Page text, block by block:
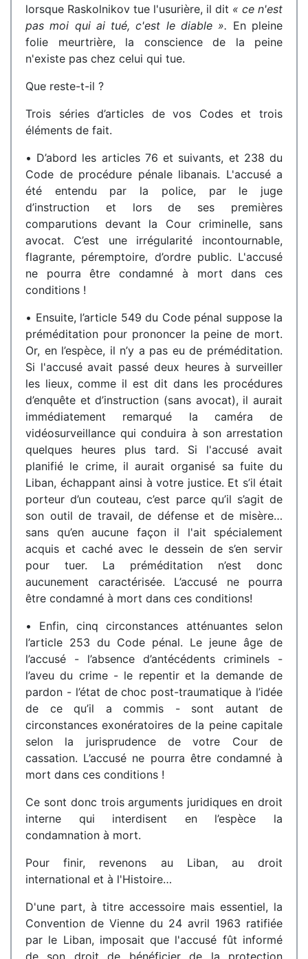
lorsque Raskolnikov tue l'usurière, il dit « ce n'est
pas moi qui ai tué, c'est le diable ». En pleine
folie meurtrière, la conscience de la peine
n'existe pas chez celui qui tue.
Que reste-t-il ?
Trois séries d’articles de vos Codes et trois
éléments de fait.
• D’abord les articles 76 et suivants, et 238 du
Code de procédure pénale libanais. L'accusé a
été entendu par la police, par le juge
d’instruction et lors de ses premières
comparutions devant la Cour criminelle, sans
avocat. C’est une irrégularité incontournable,
flagrante, péremptoire, d’ordre public. L'accusé
ne pourra être condamné à mort dans ces
conditions !
• Ensuite, l’article 549 du Code pénal suppose la
préméditation pour prononcer la peine de mort.
Or, en l’espèce, il n’y a pas eu de préméditation.
Si l'accusé avait passé deux heures à surveiller
les lieux, comme il est dit dans les procédures
d’enquête et d’instruction (sans avocat), il aurait
immédiatement remarqué la caméra de
vidéosurveillance qui conduira à son arrestation
quelques heures plus tard. Si l'accusé avait
planifié le crime, il aurait organisé sa fuite du
Liban, échappant ainsi à votre justice. Et s’il était
porteur d’un couteau, c’est parce qu’il s’agit de
son outil de travail, de défense et de misère…
sans qu’en aucune façon il l'ait spécialement
acquis et caché avec le dessein de s’en servir
pour tuer. La préméditation n’est donc
aucunement caractérisée. L’accusé ne pourra
être condamné à mort dans ces conditions!
• Enfin, cinq circonstances atténuantes selon
l’article 253 du Code pénal. Le jeune âge de
l’accusé - l’absence d’antécédents criminels -
l’aveu du crime - le repentir et la demande de
pardon - l’état de choc post-traumatique à l’idée
de ce qu’il a commis - sont autant de
circonstances exonératoires de la peine capitale
selon la jurisprudence de votre Cour de
cassation. L’accusé ne pourra être condamné à
mort dans ces conditions !
Ce sont donc trois arguments juridiques en droit
interne qui interdisent en l’espèce la
condamnation à mort.
Pour finir, revenons au Liban, au droit
international et à l'Histoire…
D'une part, à titre accessoire mais essentiel, la
Convention de Vienne du 24 avril 1963 ratifiée
par le Liban, imposait que l'accusé fût informé
de son droit de bénéficier de la protection